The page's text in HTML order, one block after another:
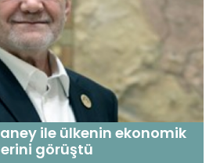
ile ülkenin ekonomik
görüştü